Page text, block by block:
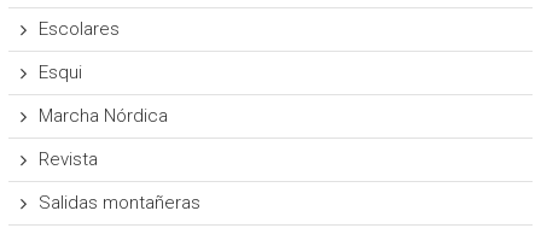
Escolares
Esqui
Marcha Nórdica
Revista
Salidas montañeras